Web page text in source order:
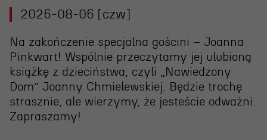
OSIECKA. ARCHIPELAGI
reż. Jacek Bała
2026-08-06 [czw]
Na zakończenie specjalna gościni – Joanna
Pinkwart! Wspólnie przeczytamy jej ulubioną
książkę z dzieciństwa, czyli „Nawiedzony
Dom” Joanny Chmielewskiej. Będzie trochę
strasznie, ale wierzymy, że jesteście odważni.
Zapraszamy!